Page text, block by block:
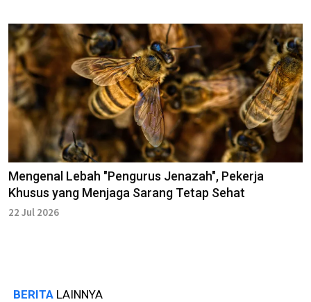
Mengenal Lebah "Pengurus Jenazah", Pekerja
Khusus yang Menjaga Sarang Tetap Sehat
22 Jul 2026
BERITA LAINNYA